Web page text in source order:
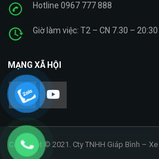
Hotline 0967 777 888
Giờ làm việc: T2 – CN 7.30 – 20:30
MẠNG XÃ HỘI
Copyright © 2021. Cty TNHH Giáp Bình –